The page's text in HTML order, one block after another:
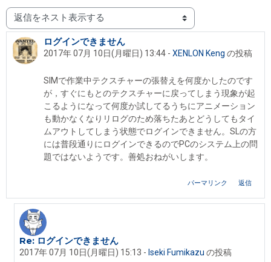
表示モード
ログインできません
2017年 07月 10日(月曜日) 13:44 - XENLON Keng の投稿
返信数: 2
SIMで作業中テクスチャーの張替えを何度かしたのです
が，すぐにもとのテクスチャーに戻ってしまう現象が起
こるようになって何度か試してるうちにアニメーション
も動かなくなりリログのため落ちたあとどうしてもタイ
ムアウトしてしまう状態でログインできません。SLの方
には普段通りにログインできるのでPCのシステム上の問
題ではないようです。善処おねがいします。
パーマリンク 返信
XENLON Keng への返信
Re: ログインできません
2017年 07月 10日(月曜日) 15:13 - Iseki Fumikazu の投稿